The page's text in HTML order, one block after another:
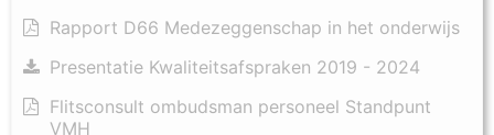
Rapport D66 Medezeggenschap in het onderwijs
Presentatie Kwaliteitsafspraken 2019 - 2024
Flitsconsult ombudsman personeel Standpunt
VMH